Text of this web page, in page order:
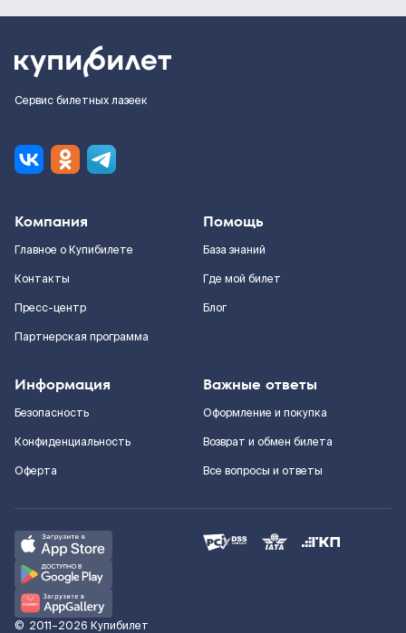
Сервис билетных лазеек
Компания
Главное о Купибилете
Контакты
Пресс-центр
Партнерская программа
Помощь
База знаний
Где мой билет
Блог
Информация
Безопасность
Конфиденциальность
Оферта
Важные ответы
Оформление и покупка
Возврат и обмен билета
Все вопросы и ответы
© 2011–2026 Купибилет